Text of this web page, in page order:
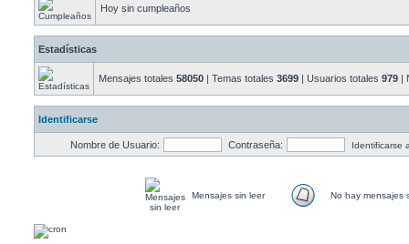
Hoy sin cumpleaños
Estadísticas
Mensajes totales 58050 | Temas totales 3699 | Usuarios totales 979 |
Identificarse
Nombre de Usuario: Contraseña: Identificarse
Mensajes sin leer No hay mensajes